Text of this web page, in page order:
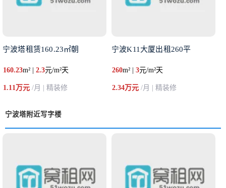
宁波塔租赁160.23㎡朝
160.23m² | 2.3元/m²天
1.11万元 /月 | 精装修
宁波K11大厦出租260平
260m² |3元/m²天
2.34万元/月 | 精装修
宁波塔附近写字楼